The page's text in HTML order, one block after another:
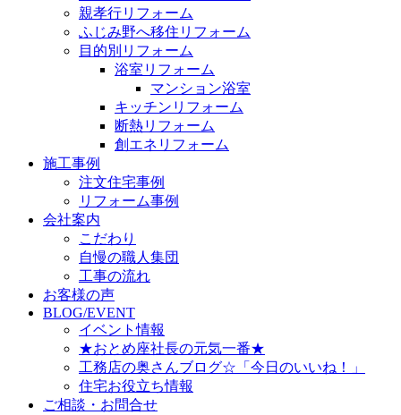
親孝行リフォーム
ふじみ野へ移住リフォーム
目的別リフォーム
浴室リフォーム
マンション浴室
キッチンリフォーム
断熱リフォーム
創エネリフォーム
施工事例
注文住宅事例
リフォーム事例
会社案内
こだわり
自慢の職人集団
工事の流れ
お客様の声
BLOG/EVENT
イベント情報
★おとめ座社長の元気一番★
工務店の奥さんブログ☆「今日のいいね！」
住宅お役立ち情報
ご相談・お問合せ